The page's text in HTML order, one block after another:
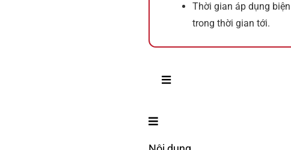
Thời gian áp dụng
trong thời gian tới.